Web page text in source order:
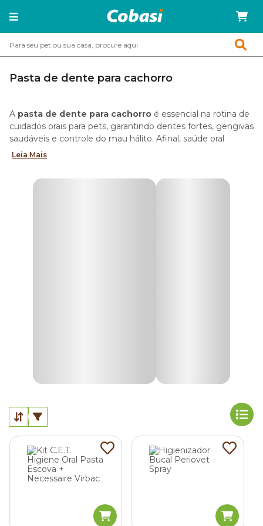
Pasta de dente para cachorro
A pasta de dente para cachorro é essencial na rotina de
cuidados orais para pets, garantindo dentes fortes, gengivas
saudáveis e controle do mau hálito. Afinal, saúde oral
influencia diretamente o bem-estar geral do animal e
é totalmente seguro e deve ser usado diariamente durante
Além de seguras, as versões próprias para cães vêm em
do clássico menta. Isso aumenta a aceitação dos cachorros
e torna a higiene bucal mais fácil, divertida e saborosa!
Gel dental para cães
O gel dental para cachorro funciona como alternativa à
hálito e na prevenção de doenças periodontais.
Leia Mais